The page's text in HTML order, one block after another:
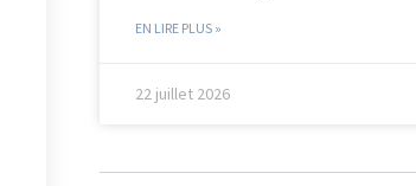
EN LIRE PLUS »
22 juillet 2026